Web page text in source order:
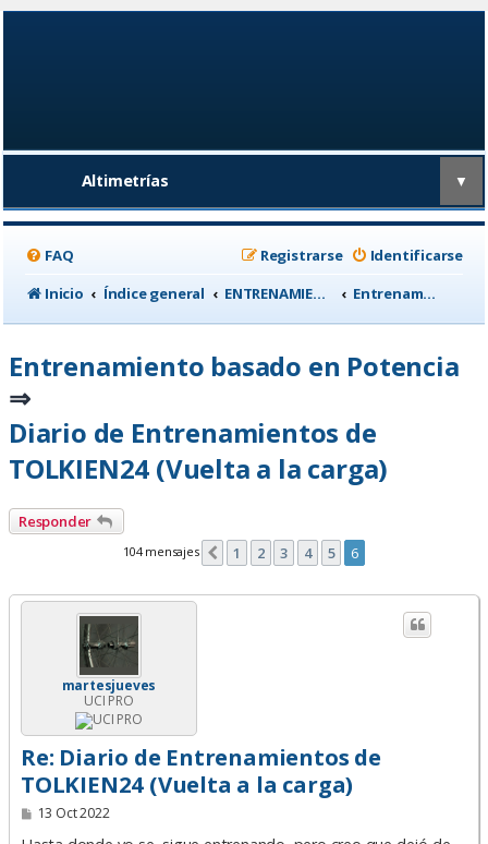
Altimetrías ▼
FAQ Identificarse
Registrarse
Inicio
Índice general ENTRENAMIENTO, medicina deportiva y nutrición Entrenamiento basado en Potencia
Entrenamiento basado en Potencia
⇒
Diario de Entrenamientos de
TOLKIEN24 (Vuelta a la carga)
Responder
104 mensajes Anterior
1 2 3 4 5 6
martesjueves
UCI PRO
Re: Diario de Entrenamientos de
TOLKIEN24 (Vuelta a la carga)
M13 Oct 2022